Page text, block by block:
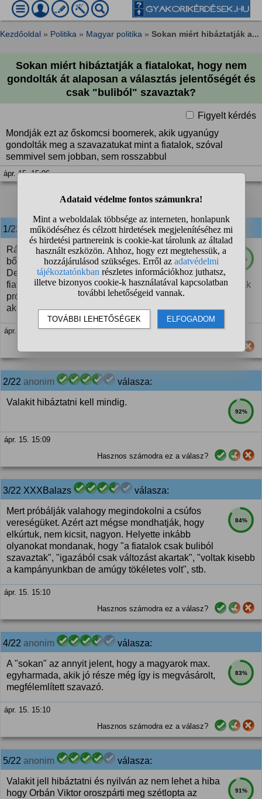
Kezdőoldal » Politika » Magyar politika » Sokan miért hibáztatják a...
Sokan miért hibáztatják a fiatalokat, hogy nem
gondolták át alaposan a választás jelentőségét és
csak "buliból" szavaztak?
Figyelt kérdés
Mondják ezt az őskomcsi boomerek, akik ugyanúgy
gondolták meg a szavazatukat mint a fiatalok, szóval
semmivel sem jobban, sem rosszabbul
ápr. 15. 15:06
1 2 3 ❯
1/22 anonim válasza:
88%
Ráadásul ha a korfát megnézed, csak a fiatalok még
bőven kevesek lettek volna egy kormányváltáshoz.
De igen, terjed egy ilyen fideszes olvasat, hogy a
fiatal választók csak simán ráuntak a Fideszre és ki akartak
próbálni valami újat. Ha nem akarják látni a problémákat,
akkor nem tudok mit csinálni.
ápr. 15. 15:09
2/22 anonim válasza:
92%
Valakit hibáztatni kell mindig.
ápr. 15. 15:09
Hasznos számodra ez a válasz?
3/22 XXXBalazs válasza:
84%
Mert próbálják valahogy megindokolni a csúfos
vereségüket. Azért azt mégse mondhatják, hogy
elkúrtuk, nem kicsit, nagyon. Helyette inkább
olyanokat mondanak, hogy "a fiatalok csak buliból
szavaztak", "igazából csak változást akartak", "voltak kisebb
a kampányunkban de amúgy tökéletes volt", stb.
ápr. 15. 15:10
Hasznos számodra ez a válasz?
4/22 anonim válasza:
83%
A "sokan" az annyit jelent, hogy a magyarok max.
egyharmada, akik jó része még így is megvásárolt,
megfélemlített szavazó.
ápr. 15. 15:10
Hasznos számodra ez a válasz?
5/22 anonim válasza:
91%
Valakit jell hibáztatni és nyilván az nem lehet a hiba
hogy Orbán Viktor oroszpárti meg szétlopta az